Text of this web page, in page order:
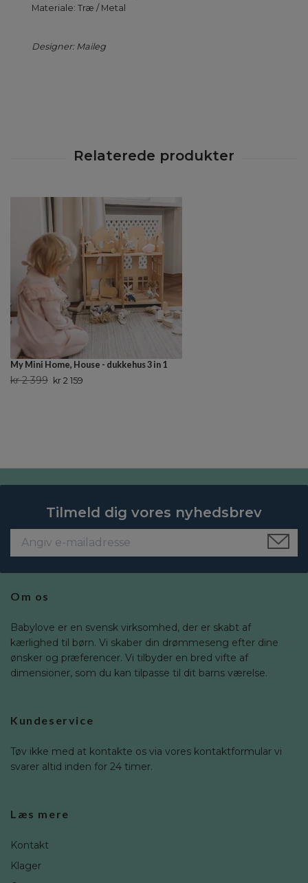
Materiale: Træ / Metal
Designer: Maileg
My Mini Home, House - dukkehus 3 in 1
kr 2 399 kr 2 159
Tilmeld dig vores nyhedsbrev
Om os
Babylove er en svensk virksomhed, der er skabt af
kærlighed til børn. Vi skaber din drømmeseng efter dine
ønsker og præferencer. Vi tilbyder en bred vifte af
dimensioner, som du kan tilpasse til dit barns værelse.
Kundeservice
Tøv ikke med at kontakte os via vores kontaktformular vi
svarer altid inden for 24 timer.
Læs mere
Kontakt
Klager